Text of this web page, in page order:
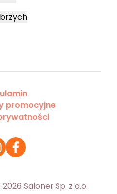
promocyjne
Saloner Sp. z o.o.